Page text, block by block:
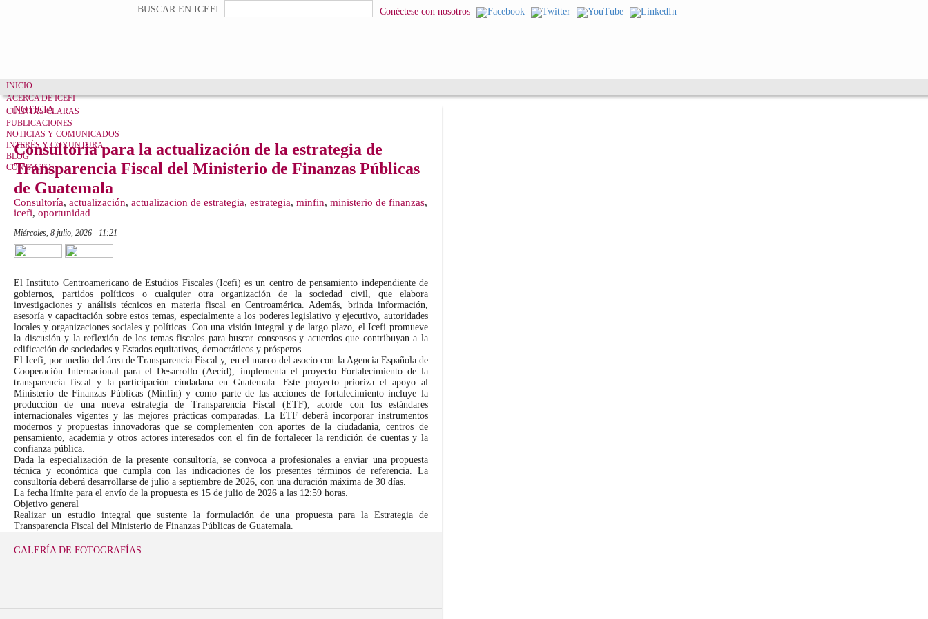
Conéctese con nosotros
Formulario de búsqueda
BUSCAR EN ICEFI:
INICIO
ACERCA DE ICEFI
CUENTAS CLARAS
PUBLICACIONES
NOTICIAS Y COMUNICADOS
INTERÉS Y COYUNTURA
BLOG
CONTACTO
NOTICIA
Consultoría para la actualización de la estrategia de
Transparencia Fiscal del Ministerio de Finanzas Públicas
de Guatemala
Consultoría, actualización, actualizacion de estrategia, estrategia, minfin, ministerio de finanzas,
icefi, oportunidad
miércoles, 8 julio, 2026 - 11:21
El Instituto Centroamericano de Estudios Fiscales (Icefi) es un centro de pensamiento independiente de
gobiernos, partidos políticos o cualquier otra organización de la sociedad civil, que elabora
investigaciones y análisis técnicos en materia fiscal en Centroamérica. Además, brinda información,
asesoría y capacitación sobre estos temas, especialmente a los poderes legislativo y ejecutivo, autoridades
locales y organizaciones sociales y políticas. Con una visión integral y de largo plazo, el Icefi promueve
la discusión y la reflexión de los temas fiscales para buscar consensos y acuerdos que contribuyan a la
edificación de sociedades y Estados equitativos, democráticos y prósperos.
El Icefi, por medio del área de Transparencia Fiscal y, en el marco del asocio con la Agencia Española de
Cooperación Internacional para el Desarrollo (Aecid), implementa el proyecto Fortalecimiento de la
transparencia fiscal y la participación ciudadana en Guatemala. Este proyecto prioriza el apoyo al
Ministerio de Finanzas Públicas (Minfin) y como parte de las acciones de fortalecimiento incluye la
producción de una nueva estrategia de Transparencia Fiscal (ETF), acorde con los estándares
internacionales vigentes y las mejores prácticas comparadas. La ETF deberá incorporar instrumentos
modernos y propuestas innovadoras que se complementen con aportes de la ciudadanía, centros de
pensamiento, academia y otros actores interesados con el fin de fortalecer la rendición de cuentas y la
confianza pública.
Dada la especialización de la presente consultoría, se convoca a profesionales a enviar una propuesta
técnica y económica que cumpla con las indicaciones de los presentes términos de referencia. La
consultoría deberá desarrollarse de julio a septiembre de 2026, con una duración máxima de 30 días.
La fecha límite para el envío de la propuesta es 15 de julio de 2026 a las 12:59 horas.
Objetivo general
Realizar un estudio integral que sustente la formulación de una propuesta para la Estrategia de
Transparencia Fiscal del Ministerio de Finanzas Públicas de Guatemala.
GALERÍA DE FOTOGRAFÍAS